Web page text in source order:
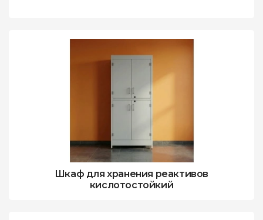
Шкаф для хранения реактивов
кислотостойкий